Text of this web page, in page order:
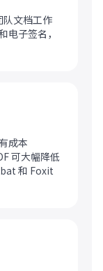
队文档工作
电子签名，
成本
可大幅降低
和 Foxit